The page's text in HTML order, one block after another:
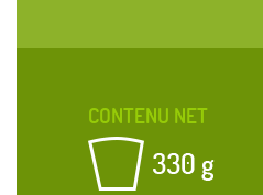
CONTENU NET